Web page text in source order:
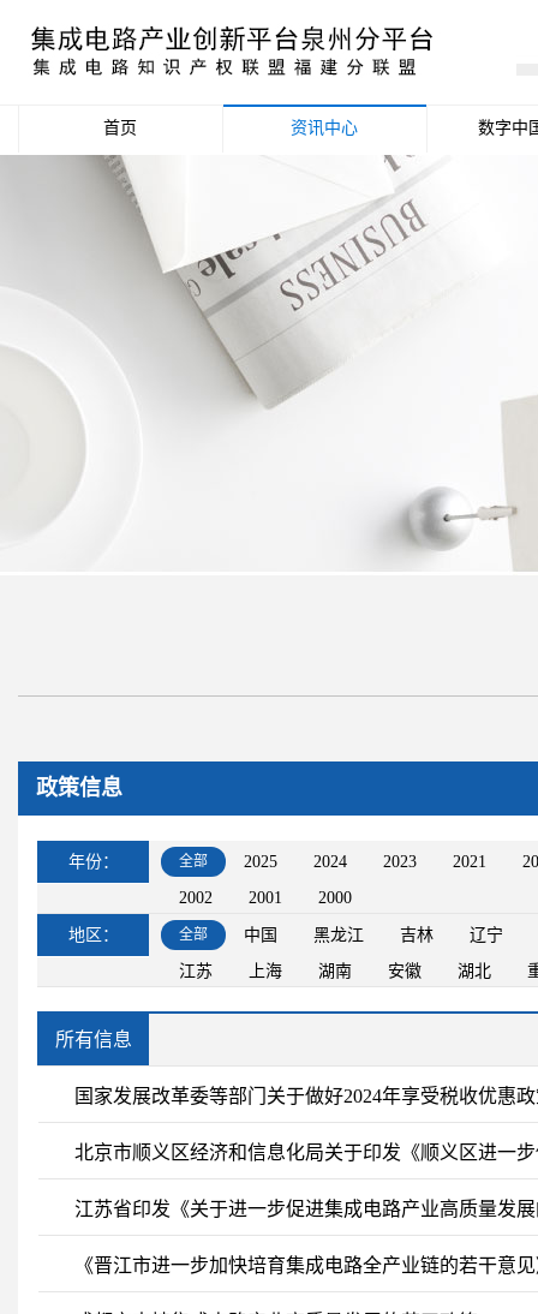
首页 资讯中心
政策信息
活动公告
数据统计分析
数字中
政策信息
年份： 全部 2025 2024 2023 2021
2002
2001 2000
地区： 全部 中国 黑龙江 吉林
辽宁
江苏
上海 湖南 安徽 湖北
所有信息
国家发展改革委等部门关于做好2024年享受税收优惠
北京市顺义区经济和信息化局关于印发《顺义区进一
江苏省印发《关于进一步促进集成电路产业高质量发
《晋江市进一步加快培育集成电路全产业链的若干意